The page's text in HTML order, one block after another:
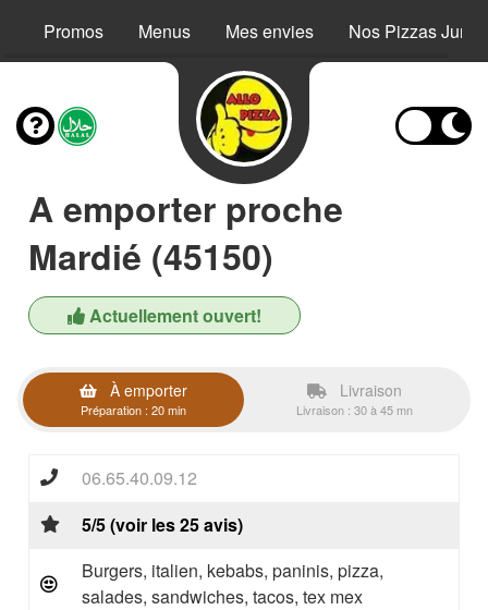
Promos Menus Mes envies Nos Pizzas Junior
A emporter proche
Mardié (45150)
Actuellement ouvert!
À emporter
Préparation : 20 min
Livraison
Livraison : 30 à 45 mn
06.65.40.09.12
5/5 (voir les 25 avis)
Burgers, italien, kebabs, paninis, pizza,
salades, sandwiches, tacos, tex mex